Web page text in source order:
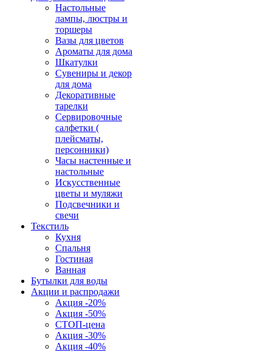
Настольные
лампы, люстры и
торшеры
Вазы для цветов
Ароматы для дома
Шкатулки
Сувениры и декор
для дома
Декоративные
тарелки
Сервировочные
салфетки (
плейсматы,
персонники)
Часы настенные и
настольные
Искусственные
цветы и муляжи
Подсвечники и
свечи
Текстиль
Кухня
Спальня
Гостиная
Ванная
Бутылки для воды
Акции и распродажи
Акция -20%
Акция -50%
СТОП-цена
Акция -30%
Акция -40%